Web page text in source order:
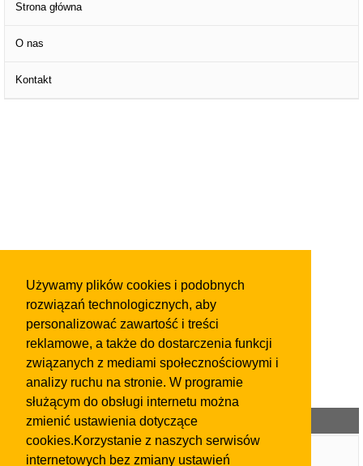
Używamy plików cookies i podobnych
rozwiązań technologicznych, aby
personalizować zawartość i treści
reklamowe, a także do dostarczenia funkcji
związanych z mediami społecznościowymi i
analizy ruchu na stronie. W programie
służącym do obsługi internetu można
zmienić ustawienia dotyczące
cookies.Korzystanie z naszych serwisów
internetowych bez zmiany ustawień
Strona główna
O nas
Kontakt
Kategorie ogłoszeń
Wpis w Katalogu Firm